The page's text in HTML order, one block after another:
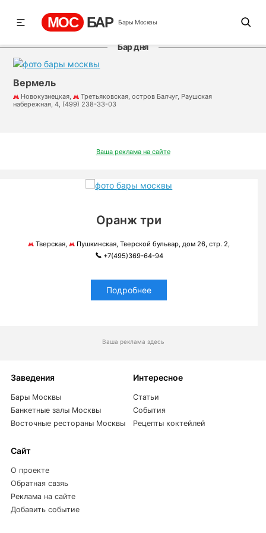
МОС БАР Бары Москвы
Бар дня
Вермель
Новокузнецкая,
Третьяковская, остров Балчуг, Раушская
набережная, 4, (499) 238-33-03
Ваша реклама на сайте
Оранж три
Тверская,
Пушкинская, Тверской бульвар, дом 26, стр. 2,
+7(495)369-64-94
Подробнее
Ваша реклама здесь
Заведения
Бары Москвы
Банкетные залы Москвы
Восточные рестораны Москвы
Интересное
Статьи
События
Рецепты коктейлей
Сайт
О проекте
Обратная свзяь
Реклама на сайте
Добавить событие